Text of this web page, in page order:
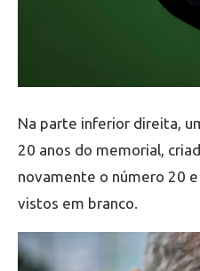
Na parte inferior direita,
20 anos do memorial,
novamente o número 20
vistos em branco.